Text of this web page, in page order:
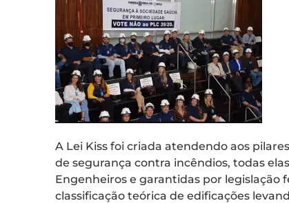
A Lei Kiss foi criada atendendo aos
de segurança contra incêndios, todas
Engenheiros e garantidas por legislação
classificação teórica de edificações